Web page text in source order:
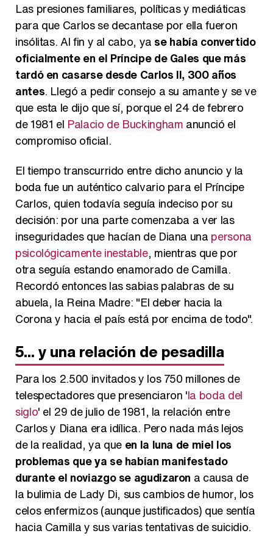
Las presiones familiares, políticas y mediáticas
para que Carlos se decantase por ella fueron
insólitas. Al fin y al cabo, ya se había convertido
oficialmente en el Príncipe de Gales que más
tardó en casarse desde Carlos II, 300 años
antes. Llegó a pedir consejo a su amante y se ve
que esta le dijo que sí, porque el 24 de febrero
de 1981 el Palacio de Buckingham anunció el
compromiso oficial.
El tiempo transcurrido entre dicho anuncio y la
boda fue un auténtico calvario para el Príncipe
Carlos, quien todavía seguía indeciso por su
decisión: por una parte comenzaba a ver las
inseguridades que hacían de Diana una persona
psicológicamente inestable, mientras que por
otra seguía estando enamorado de Camilla.
Recordó entonces las sabias palabras de su
abuela, la Reina Madre: "El deber hacia la
Corona y hacia el país está por encima de todo".
5... y una relación de pesadilla
Para los 2.500 invitados y los 750 millones de
telespectadores que presenciaron 'la boda del
siglo' el 29 de julio de 1981, la relación entre
Carlos y Diana era idílica. Pero nada más lejos
de la realidad, ya que en la luna de miel los
problemas que ya se habían manifestado
durante el noviazgo se agudizaron a causa de
la bulimia de Lady Di, sus cambios de humor, los
celos enfermizos (aunque justificados) que sentía
hacia Camilla y sus varias tentativas de suicidio.